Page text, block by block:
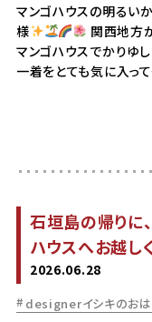
マンゴハウスの明るい
様
関西地方
マンゴハウスでかりゆ
一着をとても気に入っ
石垣島の帰りに
ハウスへお越し
2026.06.28
designerイシキのお